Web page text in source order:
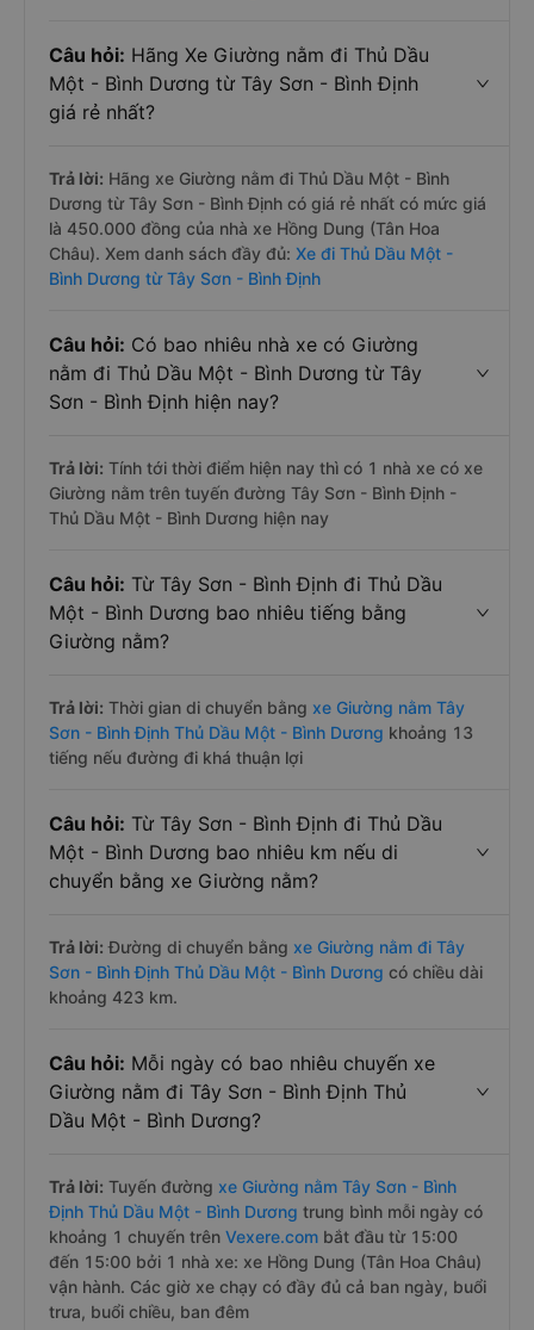
Câu hỏi: Hãng Xe Giường nằm đi Thủ Dầu
Một - Bình Dương từ Tây Sơn - Bình Định
giá rẻ nhất?
Trả lời: Hãng xe Giường nằm đi Thủ Dầu Một - Bình
Dương từ Tây Sơn - Bình Định có giá rẻ nhất có mức giá
là 450.000 đồng của nhà xe Hồng Dung (Tân Hoa
Châu). Xem danh sách đầy đủ: Xe đi Thủ Dầu Một -
Bình Dương từ Tây Sơn - Bình Định
Câu hỏi: Có bao nhiêu nhà xe có Giường
nằm đi Thủ Dầu Một - Bình Dương từ Tây
Sơn - Bình Định hiện nay?
Trả lời: Tính tới thời điểm hiện nay thì có 1 nhà xe có xe
Giường nằm trên tuyến đường Tây Sơn - Bình Định -
Thủ Dầu Một - Bình Dương hiện nay
Câu hỏi: Từ Tây Sơn - Bình Định đi Thủ Dầu
Một - Bình Dương bao nhiêu tiếng bằng
Giường nằm?
Trả lời: Thời gian di chuyển bằng xe Giường nằm Tây
Sơn - Bình Định Thủ Dầu Một - Bình Dương khoảng 13
tiếng nếu đường đi khá thuận lợi
Câu hỏi: Từ Tây Sơn - Bình Định đi Thủ Dầu
Một - Bình Dương bao nhiêu km nếu di
chuyển bằng xe Giường nằm?
Trả lời: Đường di chuyển bằng xe Giường nằm đi Tây
Sơn - Bình Định Thủ Dầu Một - Bình Dương có chiều dài
khoảng 423 km.
Câu hỏi: Mỗi ngày có bao nhiêu chuyến xe
Giường nằm đi Tây Sơn - Bình Định Thủ
Dầu Một - Bình Dương?
Trả lời: Tuyến đường xe Giường nằm Tây Sơn - Bình
Định Thủ Dầu Một - Bình Dương trung bình mỗi ngày có
khoảng 1 chuyến trên Vexere.com bắt đầu từ 15:00
đến 15:00 bởi 1 nhà xe: xe Hồng Dung (Tân Hoa Châu)
vận hành. Các giờ xe chạy có đầy đủ cả ban ngày, buổi
trưa, buổi chiều, ban đêm